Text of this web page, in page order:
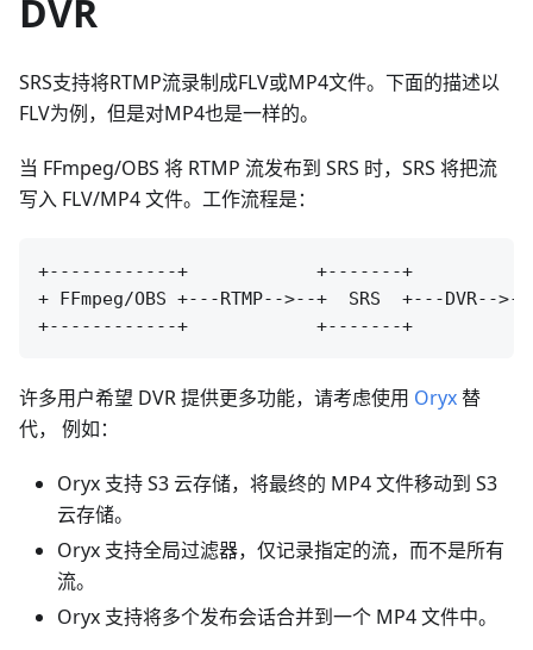
DVR
SRS支持将RTMP流录制成FLV或MP4文件。下面的描述以
FLV为例，但是对MP4也是一样的。
当 FFmpeg/OBS 将 RTMP 流发布到 SRS 时，SRS 将把流
写入 FLV/MP4 文件。工作流程是：
+------------+            +-------+
+ FFmpeg/OBS +---RTMP-->--+  SRS  +---DVR--
许多用户希望 DVR 提供更多功能，请考虑使用 Oryx 替
代， 例如：
Oryx 支持 S3 云存储，将最终的 MP4 文件移动到 S3
云存储。
Oryx 支持全局过滤器，仅记录指定的流，而不是所有
流。
Oryx 支持将多个发布会话合并到一个 MP4 文件中。